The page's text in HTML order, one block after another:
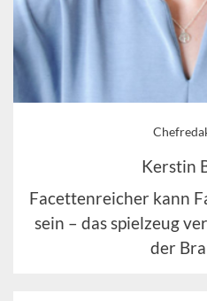
Kerstin
Facettenreicher kann
sein – das spielzeug
der